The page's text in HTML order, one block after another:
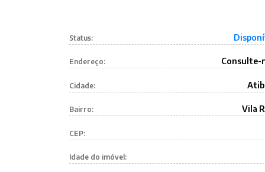
Status:
Endereço: Consulte-
Cidade:
Bairro: Vila
CEP:
Idade do imóvel: